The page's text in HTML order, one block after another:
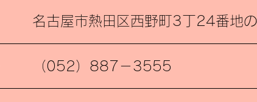
名古屋市熱田区西野町3丁24番地
（052）887－3555